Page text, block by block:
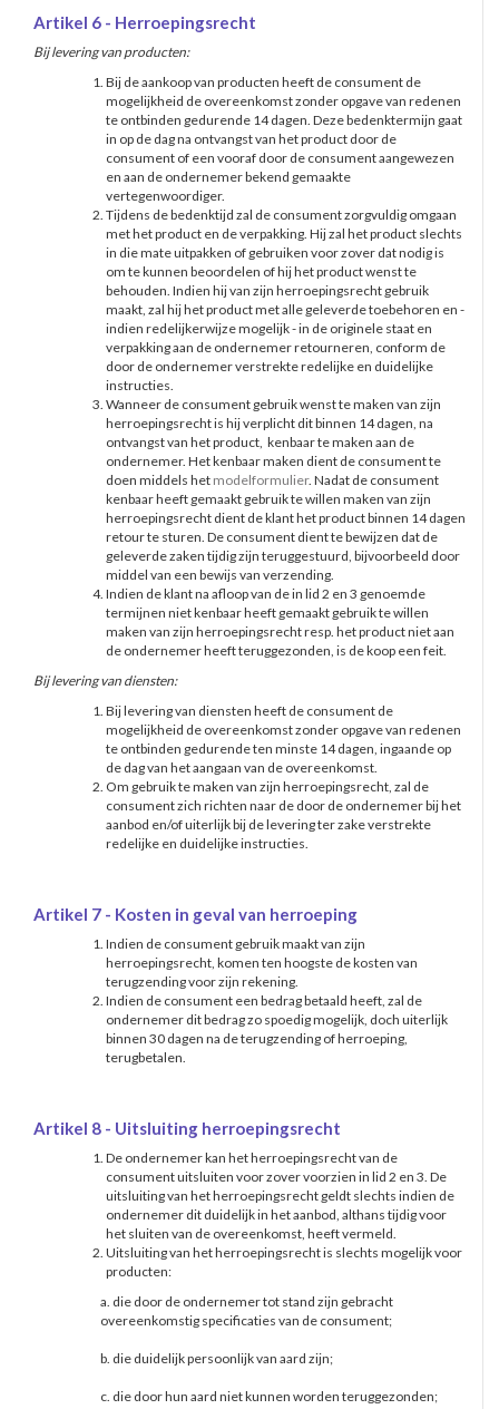
Artikel 6 - Herroepingsrecht
Bij levering van producten:
Bij de aankoop van producten heeft de consument de
mogelijkheid de overeenkomst zonder opgave van redenen
te ontbinden gedurende 14 dagen. Deze bedenktermijn gaat
in op de dag na ontvangst van het product door de
consument of een vooraf door de consument aangewezen
en aan de ondernemer bekend gemaakte
vertegenwoordiger.
Tijdens de bedenktijd zal de consument zorgvuldig omgaan
met het product en de verpakking. Hij zal het product slechts
in die mate uitpakken of gebruiken voor zover dat nodig is
om te kunnen beoordelen of hij het product wenst te
behouden. Indien hij van zijn herroepingsrecht gebruik
maakt, zal hij het product met alle geleverde toebehoren en -
indien redelijkerwijze mogelijk - in de originele staat en
verpakking aan de ondernemer retourneren, conform de
door de ondernemer verstrekte redelijke en duidelijke
instructies.
Wanneer de consument gebruik wenst te maken van zijn
herroepingsrecht is hij verplicht dit binnen 14 dagen, na
ontvangst van het product, kenbaar te maken aan de
ondernemer. Het kenbaar maken dient de consument te
doen middels het modelformulier. Nadat de consument
kenbaar heeft gemaakt gebruik te willen maken van zijn
herroepingsrecht dient de klant het product binnen 14 dagen
retour te sturen. De consument dient te bewijzen dat de
geleverde zaken tijdig zijn teruggestuurd, bijvoorbeeld door
middel van een bewijs van verzending.
Indien de klant na afloop van de in lid 2 en 3 genoemde
termijnen niet kenbaar heeft gemaakt gebruik te willen
maken van zijn herroepingsrecht resp. het product niet aan
de ondernemer heeft teruggezonden, is de koop een feit.
Bij levering van diensten:
Bij levering van diensten heeft de consument de
mogelijkheid de overeenkomst zonder opgave van redenen
te ontbinden gedurende ten minste 14 dagen, ingaande op
de dag van het aangaan van de overeenkomst.
Om gebruik te maken van zijn herroepingsrecht, zal de
consument zich richten naar de door de ondernemer bij het
aanbod en/of uiterlijk bij de levering ter zake verstrekte
redelijke en duidelijke instructies.
Artikel 7 - Kosten in geval van herroeping
Indien de consument gebruik maakt van zijn
herroepingsrecht, komen ten hoogste de kosten van
terugzending voor zijn rekening.
Indien de consument een bedrag betaald heeft, zal de
ondernemer dit bedrag zo spoedig mogelijk, doch uiterlijk
binnen 30 dagen na de terugzending of herroeping,
terugbetalen.
Artikel 8 - Uitsluiting herroepingsrecht
De ondernemer kan het herroepingsrecht van de
consument uitsluiten voor zover voorzien in lid 2 en 3. De
uitsluiting van het herroepingsrecht geldt slechts indien de
ondernemer dit duidelijk in het aanbod, althans tijdig voor
het sluiten van de overeenkomst, heeft vermeld.
Uitsluiting van het herroepingsrecht is slechts mogelijk voor
producten:
a. die door de ondernemer tot stand zijn gebracht
overeenkomstig specificaties van de consument;
b. die duidelijk persoonlijk van aard zijn;
c. die door hun aard niet kunnen worden teruggezonden;